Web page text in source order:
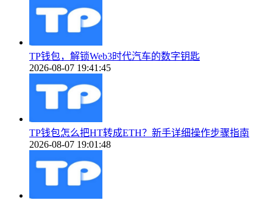
TP钱包，解锁Web3时代汽车的数字钥匙
2026-08-07 19:41:45
TP钱包怎么把HT转成ETH？新手详细操作步骤指南
2026-08-07 19:01:48